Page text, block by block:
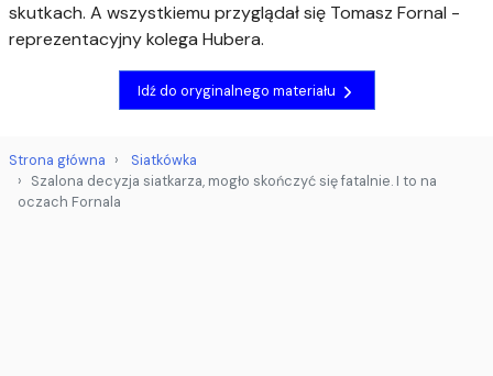
skutkach. A wszystkiemu przyglądał się Tomasz Fornal -
reprezentacyjny kolega Hubera.
Idź do oryginalnego materiału
Strona główna
Siatkówka
Szalona decyzja siatkarza, mogło skończyć się fatalnie. I to na
oczach Fornala